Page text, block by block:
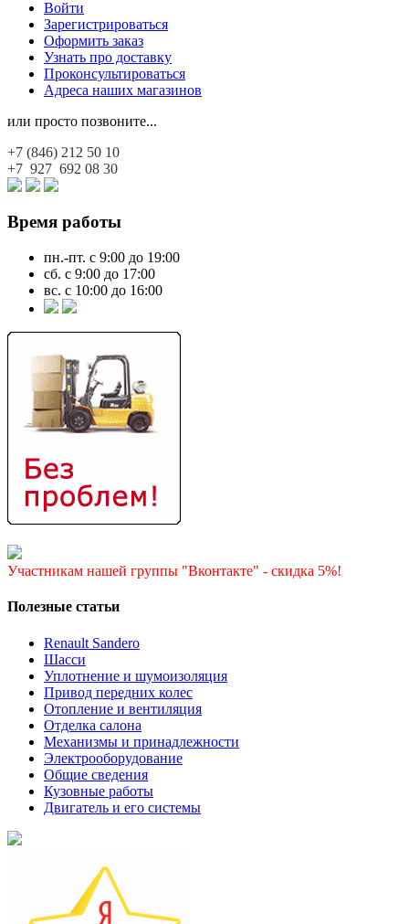
Войти
Зарегистрироваться
Оформить заказ
Узнать про доставку
Проконсультироваться
Адреса наших магазинов
или просто позвоните...
+7 (846) 212 50 10
+7 927 692 08 30
Время работы
пн.-пт. с 9:00 до 19:00
сб. с 9:00 до 17:00
вс. с 10:00 до 16:00
Участникам нашей группы "Вконтакте" - скидка 5%!
Полезные статьи
Renault Sandero
Шасси
Уплотнение и шумоизоляция
Привод передних колес
Отопление и вентиляция
Отделка салона
Механизмы и принадлежности
Электрооборудование
Общие сведения
Кузовные работы
Двигатель и его системы